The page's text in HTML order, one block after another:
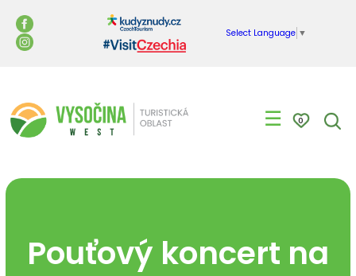
Select Language ▼
☰ 0
Pouťový koncert na